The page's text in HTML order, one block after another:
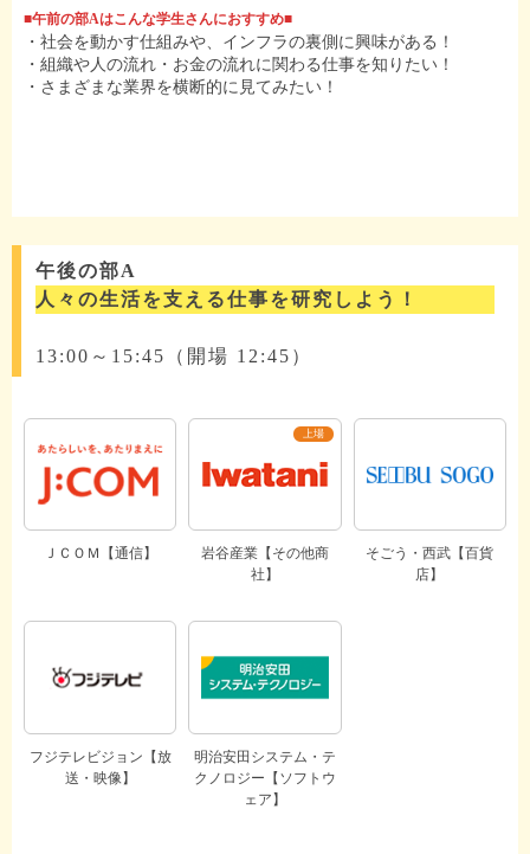
■午前の部Aはこんな学生さんにおすすめ■
・社会を動かす仕組みや、インフラの裏側に興味がある！
・組織や人の流れ・お金の流れに関わる仕事を知りたい！
・さまざまな業界を横断的に見てみたい！
午後の部A
人々の生活を支える仕事を研究しよう！
13:00～15:45（開場 12:45）
ＪＣＯＭ【通信】
岩谷産業【その他商
社】
そごう・西武【百貨
店】
フジテレビジョン【放
送・映像】
明治安田システム・テ
クノロジー【ソフトウ
ェア】